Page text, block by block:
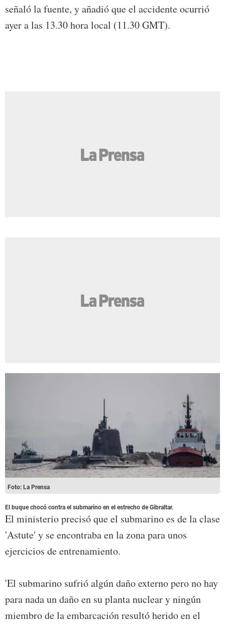
señaló la fuente, y añadió que el accidente ocurrió
ayer a las 13.30 hora local (11.30 GMT).
Foto: La Prensa
El buque chocó contra el submarino en el estrecho de Gibraltar.
El ministerio precisó que el submarino es de la clase
'Astute' y se encontraba en la zona para unos
ejercicios de entrenamiento.
'El submarino sufrió algún daño externo pero no hay
para nada un daño en su planta nuclear y ningún
miembro de la embarcación resultó herido en el